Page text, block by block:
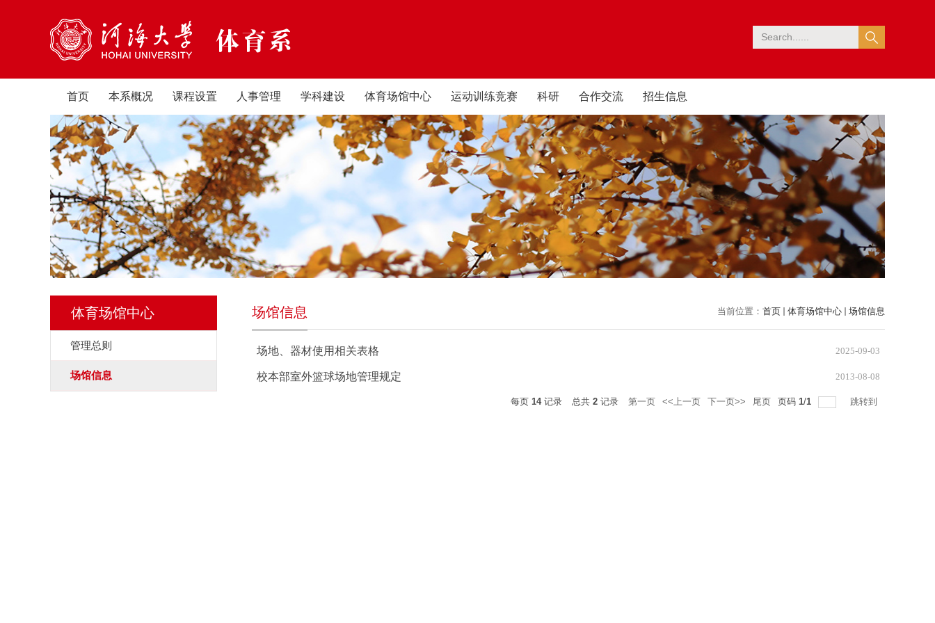
首页 本系概况 课程设置 人事管理 学科建设 体育场馆中心 运动训练竞赛 科研 合作交流 招生信息
体育场馆中心
管理总则
场馆信息
当前位置： 首页 体育场馆中心 场馆信息
场馆信息
场地、器材使用相关表格 2025-09-03
校本部室外篮球场地管理规定 2013-08-08
每页 14记录 总共 2 记录 第一页 <<上一页 下一页>> 尾页 页码 1/1 跳转到